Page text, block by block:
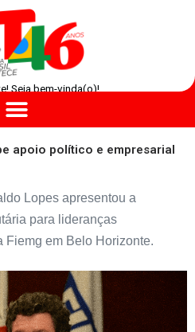
Seja bem-vinda(o)!
apoio político e empresarial
Lopes apresentou a
para lideranças
Fiemg em Belo Horizonte.